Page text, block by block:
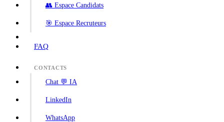
👥 Espace Candidats
🎯 Espace Recruteurs
FAQ
CONTACTS
Chat 💬 IA
LinkedIn
WhatsApp